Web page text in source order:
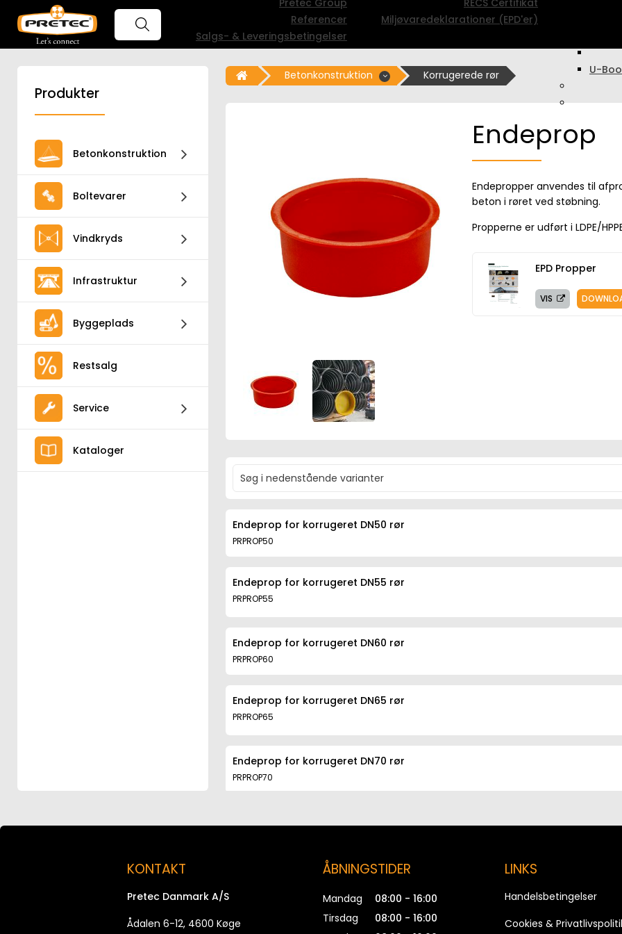
Pretec Group
Referencer
Salgs- & Leveringsbetingelser
RECS Certifikat
Miljøvaredeklarationer (EPD'er)
U-
Produkter
Betonkonstruktion
Boltevarer
Vindkryds
Infrastruktur
Byggeplads
Restsalg
Service
Kataloger
Betonkonstruktion Korrugerede rør
Endeprop
Endepropper anvendes til
beton i røret ved støbning.
Propperne er udført i LDPE/
EPD Propper
VIS
Endeprop for korrugeret DN50 rør
PRPROP50
Endeprop for korrugeret DN55 rør
PRPROP55
Endeprop for korrugeret DN60 rør
PRPROP60
Endeprop for korrugeret DN65 rør
PRPROP65
Endeprop for korrugeret DN70 rør
PRPROP70
KONTAKT
Pretec Danmark A/S
Ådalen 6-12, 4600 Køge
ÅBNINGSTIDER
Mandag
08:00 - 16:00
Tirsdag
08:00 - 16:00
LINKS
Handelsbetingelser
Cookies &